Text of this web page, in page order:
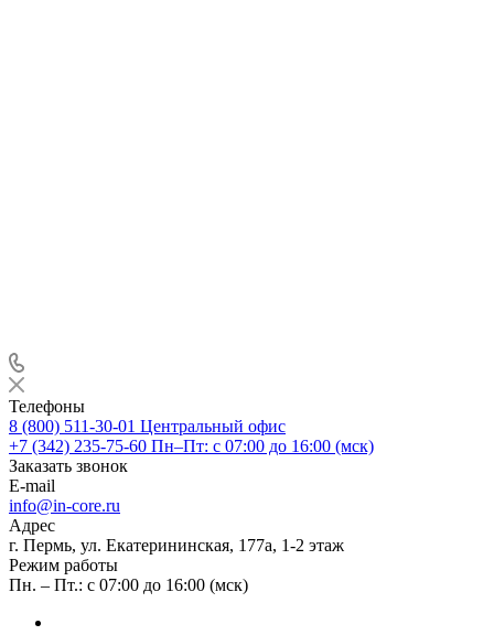
Телефоны
8 (800) 511-30-01 Центральный офис
+7 (342) 235-75-60 Пн–Пт: с 07:00 до 16:00 (мск)
Заказать звонок
E-mail
info@in-core.ru
Адрес
г. Пермь, ул. ​Екатерининская, 177а, ​1-2 этаж
Режим работы
Пн. – Пт.: с 07:00 до 16:00 (мск)